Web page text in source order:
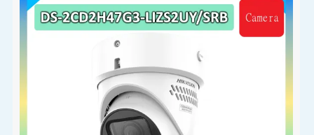
nhìn ban đêm bằng hồng ngoại 50m